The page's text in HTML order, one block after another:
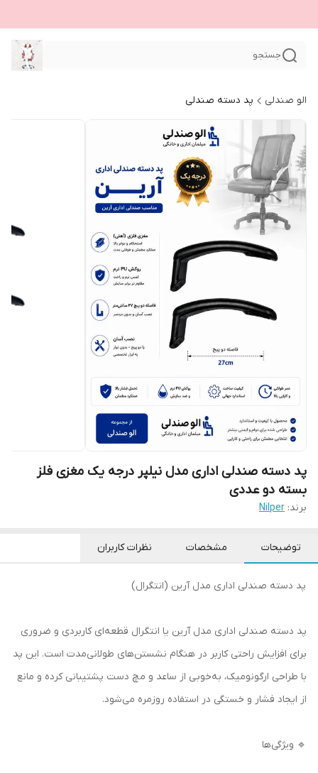
جستجو
الو صندلی پد دسته صندلی
پد دسته صندلی اداری مدل نیلپر درجه یک مغزی فلز
بسته دو عددی
برند: Nilper
توضیحات مشخصات نظرات کاربران
پد دسته صندلی اداری مدل آرین (انتگرال)
پد دسته صندلی اداری مدل آرین یا انتگرال قطعه‌ای کاربردی و ضروری
برای افزایش راحتی کاربر در هنگام نشستن‌های طولانی‌مدت است. این پد
با طراحی ارگونومیک، به‌خوبی از ساعد و مچ دست پشتیبانی کرده و مانع
از ایجاد فشار و خستگی در استفاده روزمره می‌شود.
🔹 ویژگی‌ها